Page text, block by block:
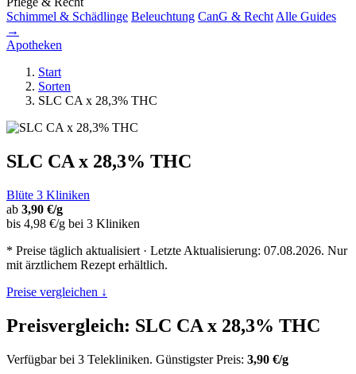
Schimmel & Schädlinge Beleuchtung CanG & Recht Alle Guides
→
Apotheken
Start
Sorten
SLC CA x 28,3% THC
SLC CA x 28,3% THC
Blüte 3 Kliniken
ab 3,90 €/g
bis 4,98 €/g bei 3 Kliniken
* Preise täglich aktualisiert · Letzte Aktualisierung: 07.08.2026. Nur
mit ärztlichem Rezept erhältlich.
Preise vergleichen ↓
Preisvergleich: SLC CA x 28,3% THC
Verfügbar bei 3 Telekliniken. Günstigster Preis: 3,90 €/g